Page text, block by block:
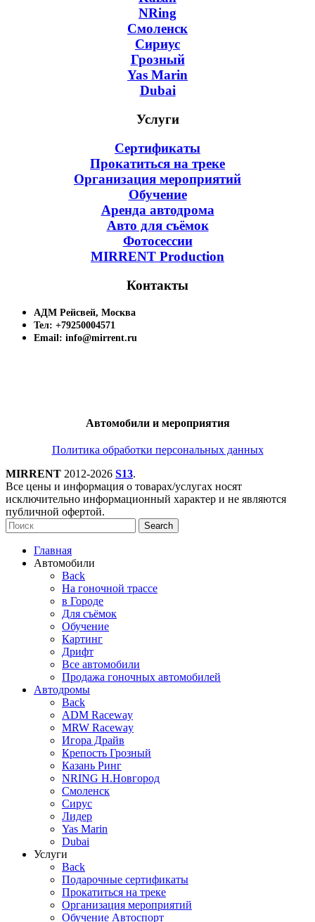
NRing
Смоленск
Сириус
Грозный
Yas Marin
Dubai
Услуги
Сертификаты
Прокатиться на треке
Организация мероприятий
Обучение
Аренда автодрома
Авто для съёмок
Фотосессии
MIRRENT Production
Контакты
АДМ Рейсвей, Москва
Тел: +79250004571
Email: info@mirrent.ru
Автомобили и мероприятия
Политика обработки персональных данных
MIRRENT 2012-2026 S13.
Все цены и информация о товарах/услугах носят
исключительно информационный характер и не являются
публичной офертой.
Search
Главная
Автомобили
Back
На гоночной трассе
в Городе
Для съёмок
Обучение
Картинг
Дрифт
Все автомобили
Продажа гоночных автомобилей
Автодромы
Back
ADM Raceway
MRW Raceway
Игора Драйв
Крепость Грозный
Казань Ринг
NRING Н.Новгород
Смоленск
Сирус
Лидер
Yas Marin
Dubai
Услуги
Back
Подарочные сертификаты
Прокатиться на треке
Организация мероприятий
Обучение Автоспорт